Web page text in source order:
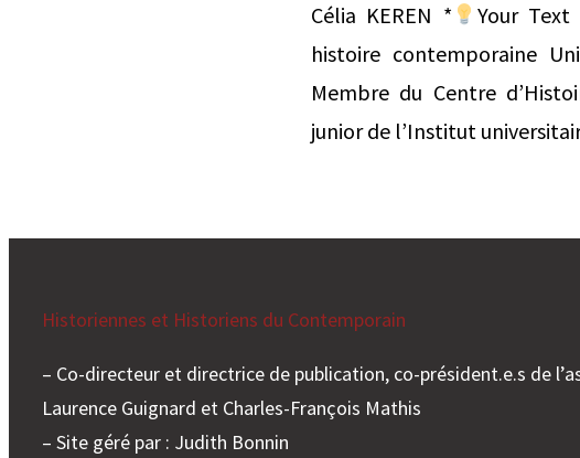
Célia KEREN *
Your
histoire contemporaine
Membre du Centre
junior de l’Institut
Historiennes et Historiens du Contemporain
– Co-directeur et directrice de publication, co-président.e.s de
Laurence Guignard et Charles-François Mathis
– Site géré par : Judith Bonnin